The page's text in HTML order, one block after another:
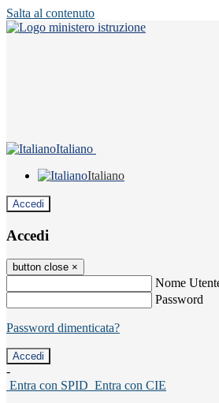
Salta al contenuto
Italiano
Italiano
Accedi
Accedi
button close ×
Nome
Password
Password dimenticata?
-
Entra con SPID Entra con CIE